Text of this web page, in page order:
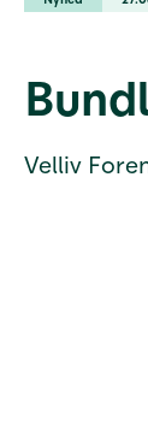
Værktøjer
Foreningen
Kontakt
Velliv